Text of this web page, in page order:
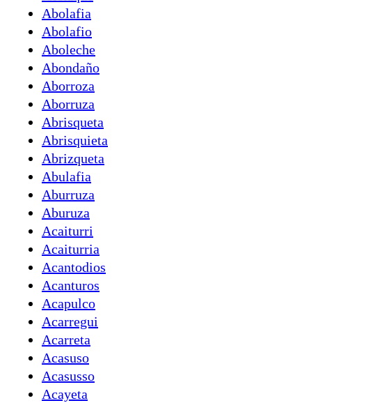
Abolafia
Abolafio
Aboleche
Abondaño
Aborroza
Aborruza
Abrisqueta
Abrisquieta
Abrizqueta
Abulafia
Aburruza
Aburuza
Acaiturri
Acaiturria
Acantodios
Acanturos
Acapulco
Acarregui
Acarreta
Acasuso
Acasusso
Acayeta